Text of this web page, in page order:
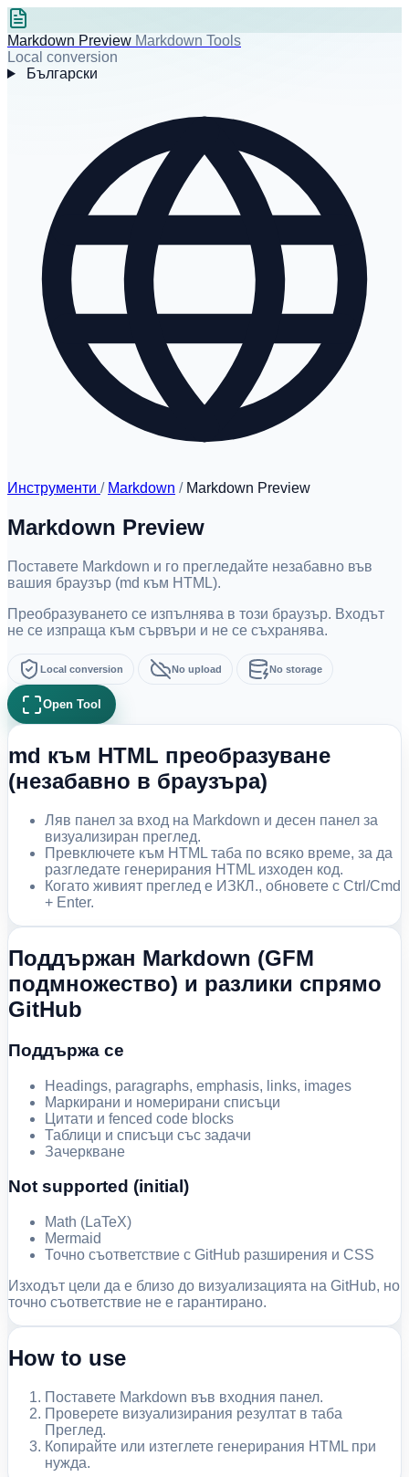
Markdown Preview Markdown Tools
Local conversion
Български
Инструменти / Markdown / Markdown Preview
Markdown Preview
Поставете Markdown и го прегледайте незабавно във
вашия браузър (md към HTML).
Преобразуването се изпълнява в този браузър. Входът
не се изпраща към сървъри и не се съхранява.
Local conversion No upload No storage
Open Tool
md към HTML преобразуване
(незабавно в браузъра)
Ляв панел за вход на Markdown и десен панел за
визуализиран преглед.
Превключете към HTML таба по всяко време, за да
разгледате генерирания HTML изходен код.
Когато живият преглед е ИЗКЛ., обновете с Ctrl/Cmd
+ Enter.
Поддържан Markdown (GFM
подмножество) и разлики спрямо
GitHub
Поддържа се
Headings, paragraphs, emphasis, links, images
Маркирани и номерирани списъци
Цитати и fenced code blocks
Таблици и списъци със задачи
Зачеркване
Not supported (initial)
Math (LaTeX)
Mermaid
Точно съответствие с GitHub разширения и CSS
Изходът цели да е близо до визуализацията на GitHub, но
точно съответствие не е гарантирано.
How to use
Поставете Markdown във входния панел.
Проверете визуализирания резултат в таба
Преглед.
Копирайте или изтеглете генерирания HTML при
нужда.